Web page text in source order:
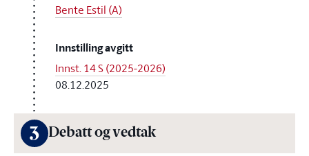
Bente Estil (A)
Innstilling avgitt
Innst. 14 S (2025-2026)
08.12.2025
3 Debatt og vedtak